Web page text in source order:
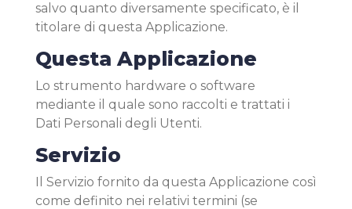
salvo quanto diversamente specificato, è il
titolare di questa Applicazione.
Questa Applicazione
Lo strumento hardware o software
mediante il quale sono raccolti e trattati i
Dati Personali degli Utenti.
Servizio
Il Servizio fornito da questa Applicazione così
come definito nei relativi termini (se